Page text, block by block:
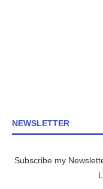
NEWSLETTER
Subscribe my